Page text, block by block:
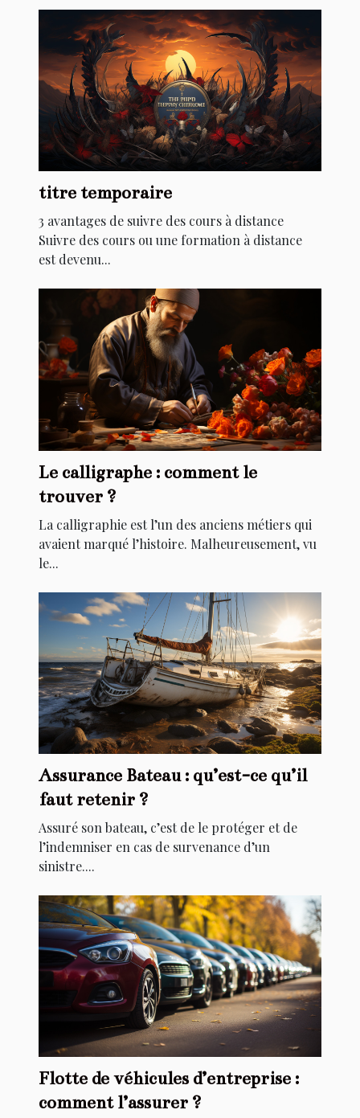
titre temporaire
3 avantages de suivre des cours à distance
Suivre des cours ou une formation à distance
est devenu...
Le calligraphe : comment le
trouver ?
La calligraphie est l’un des anciens métiers qui
avaient marqué l’histoire. Malheureusement, vu
le...
Assurance Bateau : qu’est-ce qu’il
faut retenir ?
Assuré son bateau, c’est de le protéger et de
l’indemniser en cas de survenance d’un
sinistre....
Flotte de véhicules d’entreprise :
comment l’assurer ?